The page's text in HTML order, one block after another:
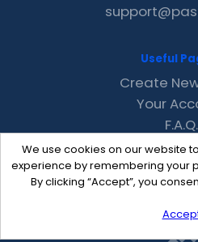
We use cookies on our website
experience by remembering your
By clicking “Accept”, you
Useful
Create
Your
F.A.Q.